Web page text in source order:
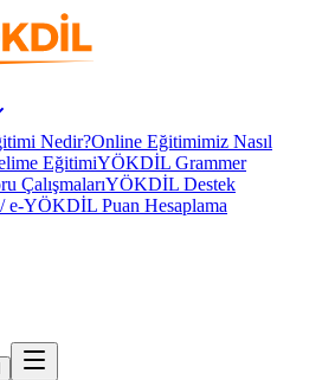
Nedir?Online Eğitimimiz Nasıl
EğitimiYÖKDİL Grammer
ÇalışmalarıYÖKDİL Destek
YÖKDİL Puan Hesaplama